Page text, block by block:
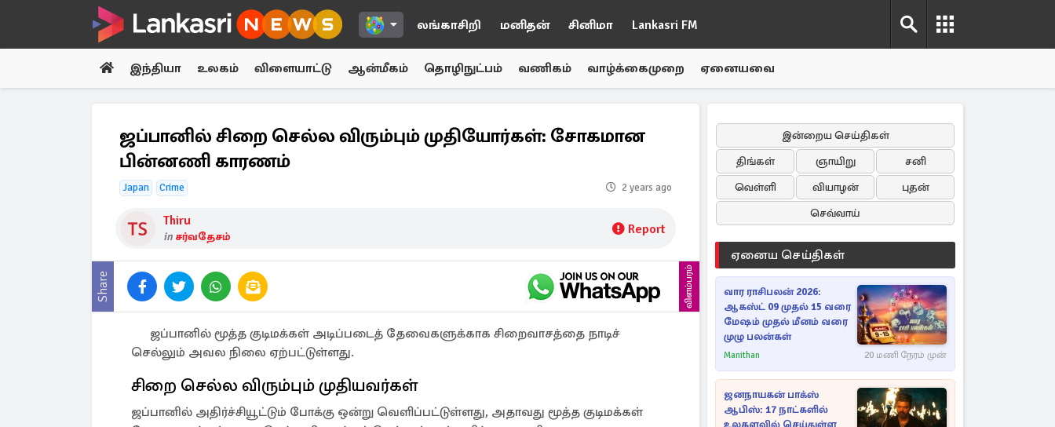
லங்காசிறி மனிதன் சினிமா Lankasri FM
இந்தியா உலகம் விளையாட்டு ஆன்மீகம் தொழிநுட்பம் வணிகம் வாழ்க்கைமுறை ஏனையவை
ஜப்பானில் சிறை செல்ல விரும்பும் முதியோர்கள்: சோகமான
பின்னணி காரணம்
Japan Crime 2 years ago
Thiru
in சர்வதேசம் Report
Share விளம்பரம்
ஜப்பானில் மூத்த குடிமக்கள் அடிப்படைத் தேவைகளுக்காக சிறைவாசத்தை நாடிச்
செல்லும் அவல நிலை ஏற்பட்டுள்ளது.
சிறை செல்ல விரும்பும் முதியவர்கள்
ஜப்பானில் அதிர்ச்சியூட்டும் போக்கு ஒன்று வெளிப்பட்டுள்ளது, அதாவது மூத்த குடிமக்கள்
இன்றைய செய்திகள்
திங்கள்
ஞாயிறு
சனி
வெள்ளி
வியாழன்
புதன்
செவ்வாய்
ஏனைய செய்திகள்
வார ராசிபலன் 2026:
ஆகஸ்ட் 09 முதல் 15 வரை
மேஷம் முதல் மீனம் வரை
முழு பலன்கள்
Manithan 20 மணி நேரம் முன்
ஜனநாயகன் பாக்ஸ்
ஆபிஸ்: 17 நாட்களில்